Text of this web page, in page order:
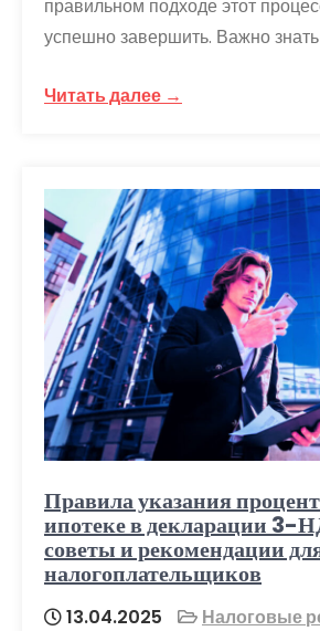
правильном подходе этот
успешно завершить. Важно
Читать далее →
Правила указания
ипотеке в декларации 3-
советы и рекомендации
налогоплательщиков
13.04.2025
Налоговые